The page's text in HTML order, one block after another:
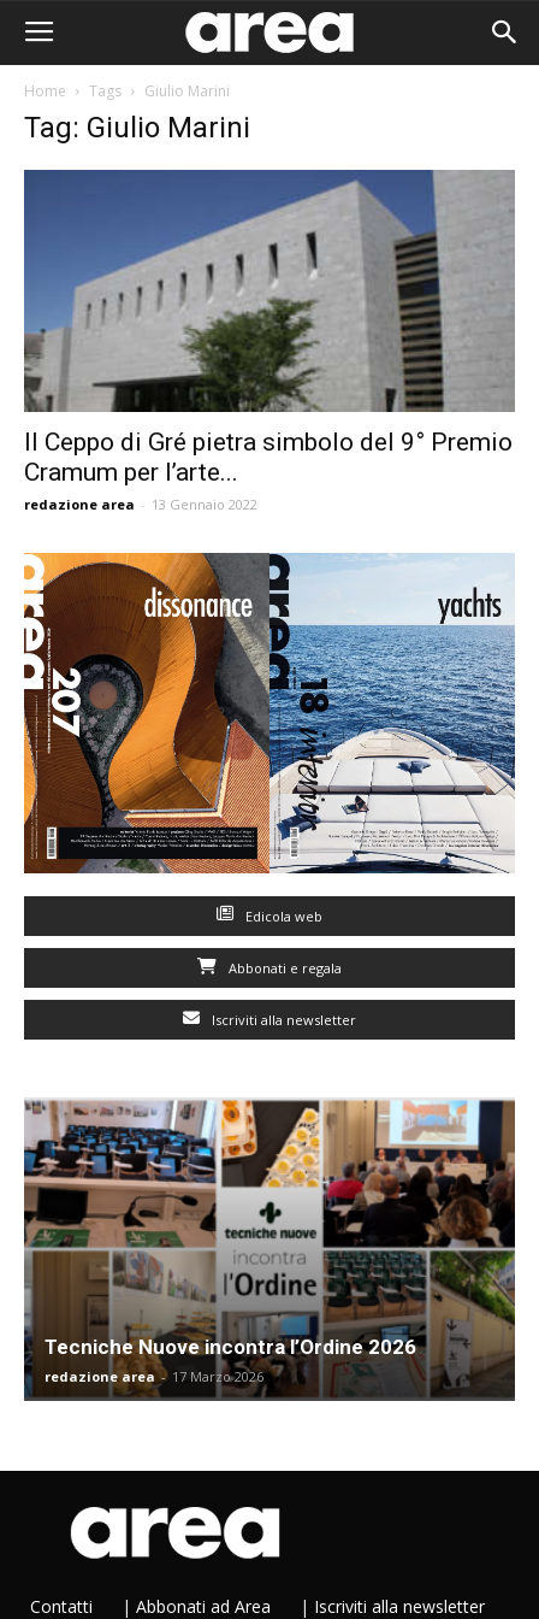
Home Tags Giulio Marini
Tag: Giulio Marini
Il Ceppo di Gré pietra simbolo del 9° Premio
Cramum per l’arte...
redazione area - 13 Gennaio 2022
Edicola web
Abbonati e regala
Iscriviti alla newsletter
Tecniche Nuove incontra l’Ordine 2026
redazione area - 17 Marzo 2026
Contatti | Abbonati ad Area | Iscriviti alla newsletter